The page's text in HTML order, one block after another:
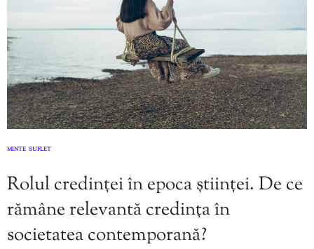
MINTE SUFLET
Rolul credinței în epoca științei. De ce
rămâne relevantă credința în
societatea contemporană?